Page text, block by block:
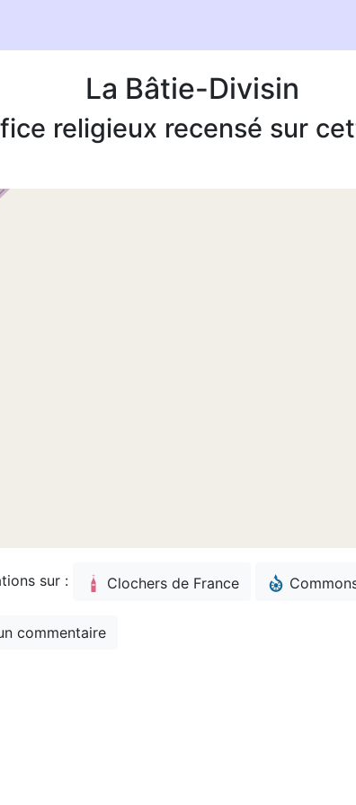
La Bâtie-Divisin
religieux recensé sur
sur : Clochers de France
commentaire